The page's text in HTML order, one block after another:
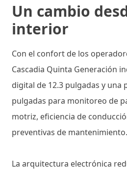
Un cambio
interior
Con el confort de los
Cascadia Quinta Generación
digital de 12.3 pulgadas y una
pulgadas para monitoreo de
motriz, eficiencia de
preventivas de mantenimiento.
La arquitectura electrónica